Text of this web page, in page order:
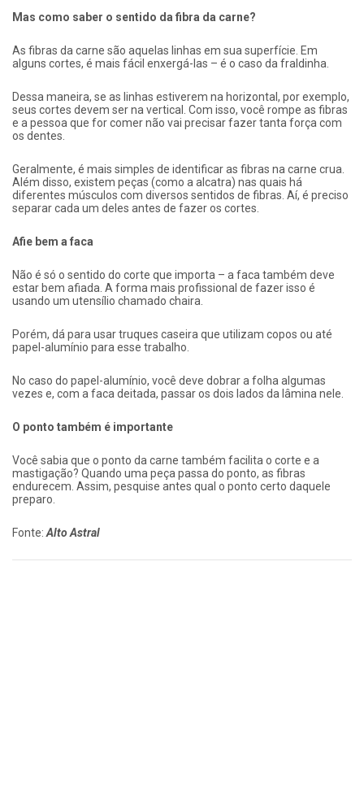
Mas como saber o sentido da fibra da carne?
As fibras da carne são aquelas linhas em sua superfície. Em
alguns cortes, é mais fácil enxergá-las – é o caso da fraldinha.
Dessa maneira, se as linhas estiverem na horizontal, por exemplo,
seus cortes devem ser na vertical. Com isso, você rompe as fibras
e a pessoa que for comer não vai precisar fazer tanta força com
os dentes.
Geralmente, é mais simples de identificar as fibras na carne crua.
Além disso, existem peças (como a alcatra) nas quais há
diferentes músculos com diversos sentidos de fibras. Aí, é preciso
separar cada um deles antes de fazer os cortes.
Afie bem a faca
Não é só o sentido do corte que importa – a faca também deve
estar bem afiada. A forma mais profissional de fazer isso é
usando um utensílio chamado chaira.
Porém, dá para usar truques caseira que utilizam copos ou até
papel-alumínio para esse trabalho.
No caso do papel-alumínio, você deve dobrar a folha algumas
vezes e, com a faca deitada, passar os dois lados da lâmina nele.
O ponto também é importante
Você sabia que o ponto da carne também facilita o corte e a
mastigação? Quando uma peça passa do ponto, as fibras
endurecem. Assim, pesquise antes qual o ponto certo daquele
preparo.
Fonte:Alto Astral